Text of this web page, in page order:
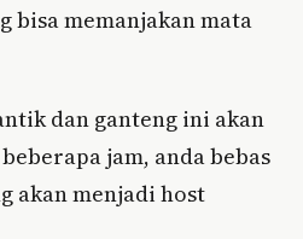
bisa memanjakan mata
dan ganteng ini akan
jam, anda bebas
akan menjadi host